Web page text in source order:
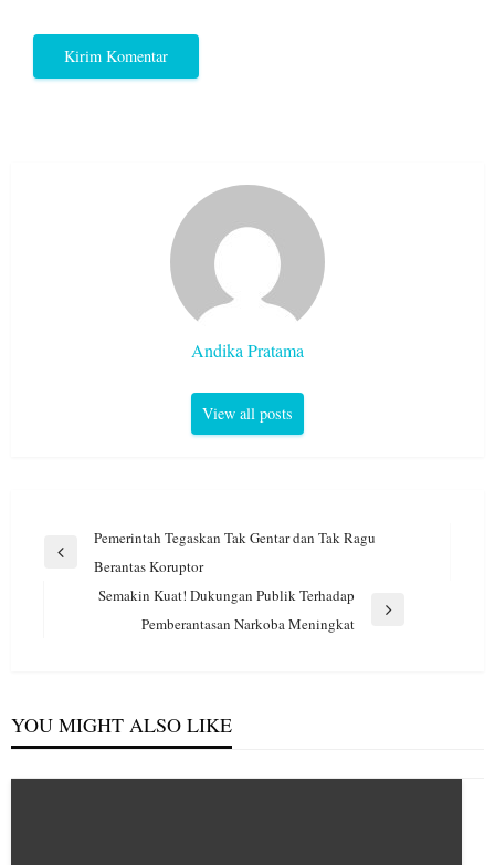
Andika Pratama
View all posts
Navigasi
Previous
Pemerintah Tegaskan Tak Gentar dan Tak Ragu
Berantas Koruptor
Semakin Kuat! Dukungan Publik Terhadap
Pemberantasan Narkoba Meningkat
YOU MIGHT ALSO LIKE